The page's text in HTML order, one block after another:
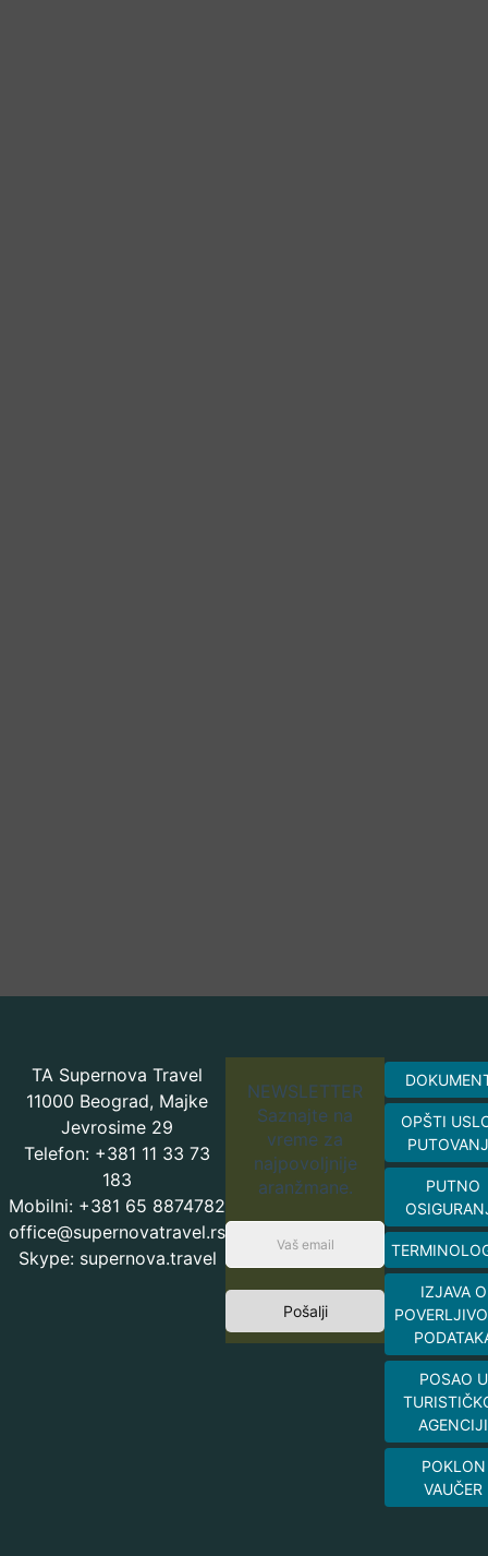
TA Supernova Travel
11000 Beograd, Majke
Jevrosime 29
Telefon: +381 11 33 73
183
Mobilni: +381 65 8874782
office@supernovatravel.rs
Skype: supernova.travel
NEWSLETTER
Saznajte na
vreme za
najpovoljnije
aranžmane.
Pošalji
OPŠTI
PUTNO
IZJAVA O
POSAO U
AGENCIJI
POKLON
VAUČER